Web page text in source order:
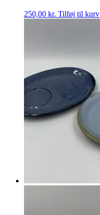
250,00 kr. Tilføj til kurv